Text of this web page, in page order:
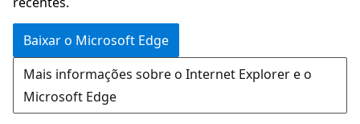
Baixar o Microsoft Edge
Mais informações sobre o Internet Explorer e o
Microsoft Edge